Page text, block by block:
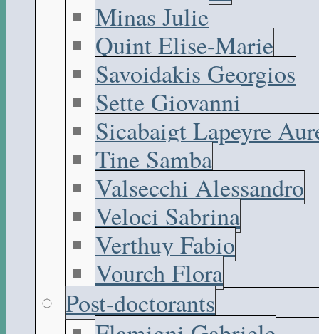
Minas Julie
Quint Elise-Marie
Savoidakis Georgios
Sette Giovanni
Sicabaigt Lapeyre
Tine Samba
Valsecchi Alessandro
Veloci Sabrina
Verthuy Fabio
Vourch Flora
Post-doctorants